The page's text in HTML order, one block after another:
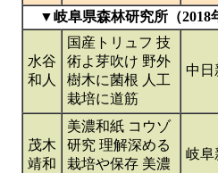
▼岐阜県森林研究所（2018
水谷
和人
国産トリュフ 技
術よ芽吹け 野外
樹木に菌根 人工
栽培に道筋
中日
茂木
靖和
美濃和紙 コウゾ
研究 理解深める
栽培や保存 美濃
岐阜